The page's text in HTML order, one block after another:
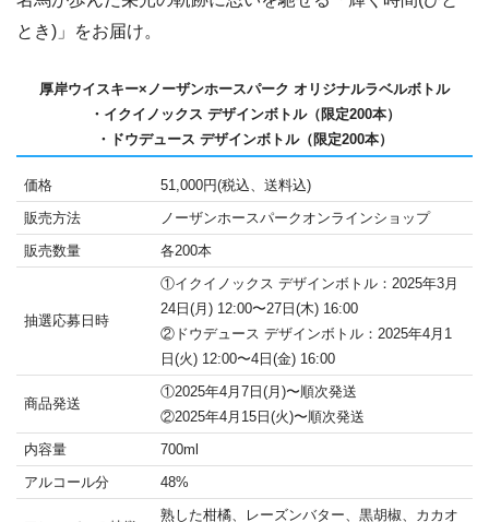
とき)」をお届け。
厚岸ウイスキー×ノーザンホースパーク オリジナルラベルボトル
・イクイノックス デザインボトル（限定200本）
・ドウデュース デザインボトル（限定200本）
価格
51,000円(税込、送料込)
販売方法
ノーザンホースパークオンラインショップ
販売数量
各200本
抽選応募日時
①イクイノックス デザインボトル：2025年3月
24日(月) 12:00〜27日(木) 16:00
②ドウデュース デザインボトル：2025年4月1
日(火) 12:00〜4日(金) 16:00
商品発送
①2025年4月7日(月)〜順次発送
②2025年4月15日(火)〜順次発送
内容量
700ml
アルコール分
48%
熟した柑橘、レーズンバター、黒胡椒、カカオ